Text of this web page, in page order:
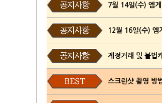
7월 14일(수) 엠
12월 16일(수) 엠
계정거래 및 불법
스크린샷 촬영 방